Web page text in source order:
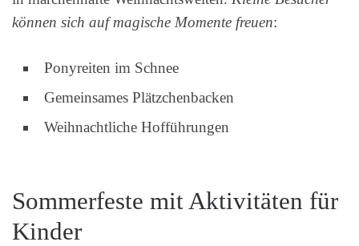
können sich auf magische Momente freuen:
Ponyreiten im Schnee
Gemeinsames Plätzchenbacken
Weihnachtliche Hofführungen
Sommerfeste mit Aktivitäten für
Kinder